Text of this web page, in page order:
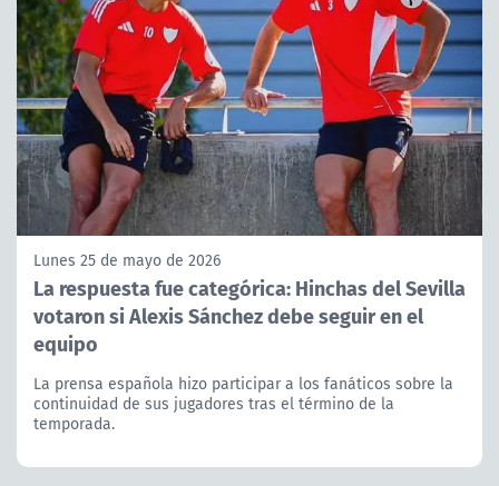
Lunes 25 de mayo de 2026
La respuesta fue categórica: Hinchas del Sevilla
votaron si Alexis Sánchez debe seguir en el
equipo
La prensa española hizo participar a los fanáticos sobre la
continuidad de sus jugadores tras el término de la
temporada.